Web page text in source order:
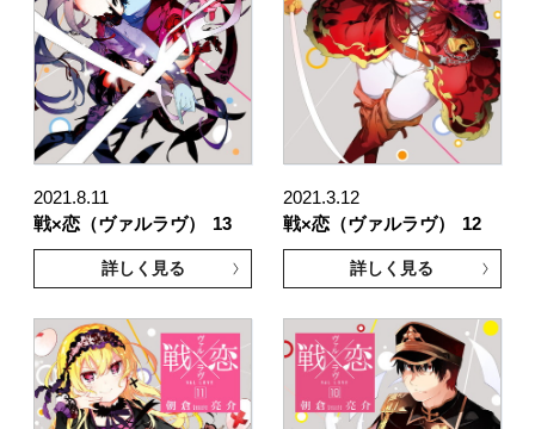
2021.8.11
戦×恋（ヴァルラヴ）
13
詳しく見る
2021.3.12
戦×恋（ヴァルラヴ）
12
詳しく見る